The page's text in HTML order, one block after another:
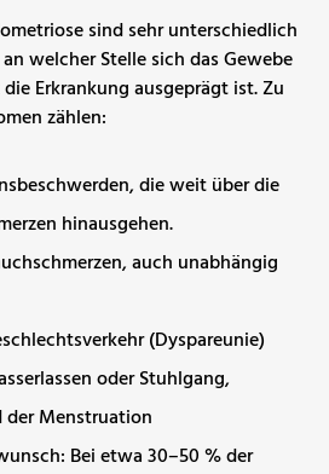
sind sehr unterschiedlich
welcher Stelle sich das Gewebe
Erkrankung ausgeprägt ist. Zu
zählen:
die weit über die
hinausgehen.
auch unabhängig
(Dyspareunie)
oder Stuhlgang,
der Menstruation
Bei etwa 30–50 % der